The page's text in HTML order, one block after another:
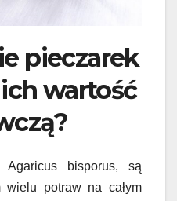
pieczarek
wartość
Agaricus bisporus, są
wielu potraw na całym